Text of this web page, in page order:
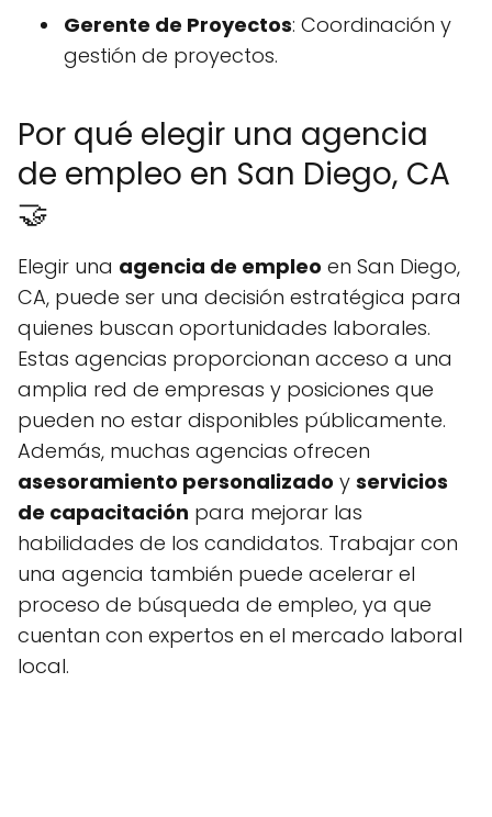
Gerente de Proyectos: Coordinación y
gestión de proyectos.
Por qué elegir una agencia
de empleo en San Diego, CA
🤝
Elegir una agencia de empleo en San Diego,
CA, puede ser una decisión estratégica para
quienes buscan oportunidades laborales.
Estas agencias proporcionan acceso a una
amplia red de empresas y posiciones que
pueden no estar disponibles públicamente.
Además, muchas agencias ofrecen
asesoramiento personalizado y servicios
de capacitación para mejorar las
habilidades de los candidatos. Trabajar con
una agencia también puede acelerar el
proceso de búsqueda de empleo, ya que
cuentan con expertos en el mercado laboral
local.